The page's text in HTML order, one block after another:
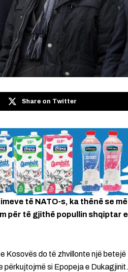
Share on Twitter
të NATO-s, ka thënë se më
për të gjithë popullin shqiptar e
Kosovës do të zhvillonte një betejë
përkujtojmë si Epopeja e Dukagjinit.